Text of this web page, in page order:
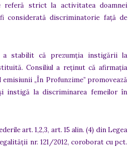
referă strict la activitatea doamnei
considerată discriminatorie față de
a stabilit că prezumția instigării la
Consiliul a reținut că afirmația
„În Profunzime” promovează
instigă la discriminarea femeilor în
art. 1,2,3, art. 15 alin. (4) din Legea
nr. 121/2012, coroborat cu pct.